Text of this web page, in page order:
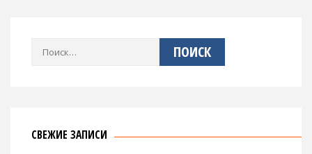
Найти:
СВЕЖИЕ ЗАПИСИ